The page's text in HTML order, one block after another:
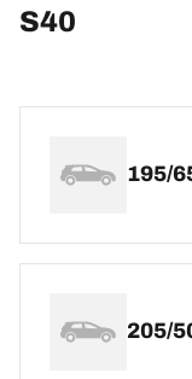
S40
195/
205/